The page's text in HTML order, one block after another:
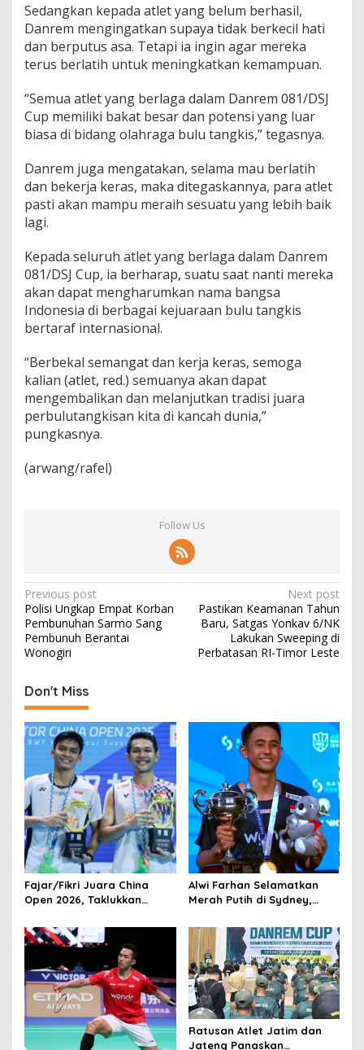
Sedangkan kepada atlet yang belum berhasil,
Danrem mengingatkan supaya tidak berkecil hati
dan berputus asa. Tetapi ia ingin agar mereka
terus berlatih untuk meningkatkan kemampuan.
“Semua atlet yang berlaga dalam Danrem 081/DSJ
Cup memiliki bakat besar dan potensi yang luar
biasa di bidang olahraga bulu tangkis,” tegasnya.
Danrem juga mengatakan, selama mau berlatih
dan bekerja keras, maka ditegaskannya, para atlet
pasti akan mampu meraih sesuatu yang lebih baik
lagi.
Kepada seluruh atlet yang berlaga dalam Danrem
081/DSJ Cup, ia berharap, suatu saat nanti mereka
akan dapat mengharumkan nama bangsa
Indonesia di berbagai kejuaraan bulu tangkis
bertaraf internasional.
“Berbekal semangat dan kerja keras, semoga
kalian (atlet, red.) semuanya akan dapat
mengembalikan dan melanjutkan tradisi juara
perbulutangkisan kita di kancah dunia,”
pungkasnya.
(arwang/rafel)
Follow Us
P
o
s
t
n
a
v
g
a
t
i
o
n
Previous post
Polisi Ungkap Empat Korban
Pembunuhan Sarmo Sang
Pembunuh Berantai
Wonogiri
Next post
Pastikan Keamanan Tahun
Baru, Satgas Yonkav 6/NK
Lakukan Sweeping di
Perbatasan RI-Timor Leste
Don't Miss
Fajar/Fikri Juara China
Open 2026, Taklukkan
Alwi Farhan Selamatkan
Merah Putih di Sydney,
Saat Ganda Putra dan
Putri Tumbang di Final
Ratusan Atlet Jatim dan
Jateng Panaskan